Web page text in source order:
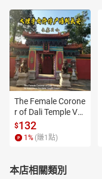
The Female Corone
r of Dali Temple Vo
l.6【有聲書】
$132
1% (賺1點)
本店相關類別